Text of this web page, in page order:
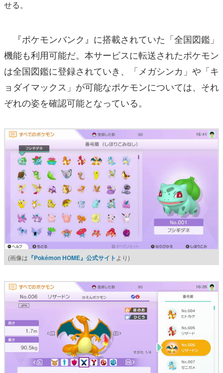
せる。
『ポケモンバンク』に搭載されていた「全国図鑑」
機能も利用可能だ。本サービスに転送されたポケモン
は全国図鑑に登録されていき、「メガシンカ」や「キ
ョダイマックス」が可能なポケモンについては、それ
ぞれの姿を確認可能となっている。
(画像は 『Pokémon HOME』公式サイト より)